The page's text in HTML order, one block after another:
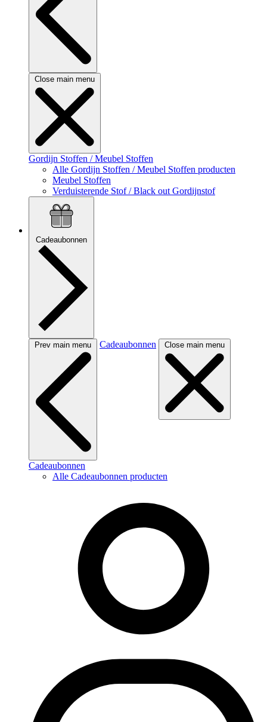
Close main menu
Gordijn Stoffen / Meubel Stoffen
Alle Gordijn Stoffen / Meubel Stoffen producten
Meubel Stoffen
Verduisterende Stof / Black out Gordijnstof
Cadeaubonnen
Prev main menu Cadeaubonnen Close main menu
Cadeaubonnen
Alle Cadeaubonnen producten